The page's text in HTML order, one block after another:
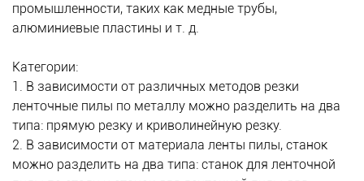
промышленности, таких как медные трубы,
алюминиевые пластины и т. д.
Категории:
1. В зависимости от различных методов резки
ленточные пилы по металлу можно разделить на два
типа: прямую резку и криволинейную резку.
2. В зависимости от материала ленты пилы, станок
можно разделить на два типа: станок для ленточной